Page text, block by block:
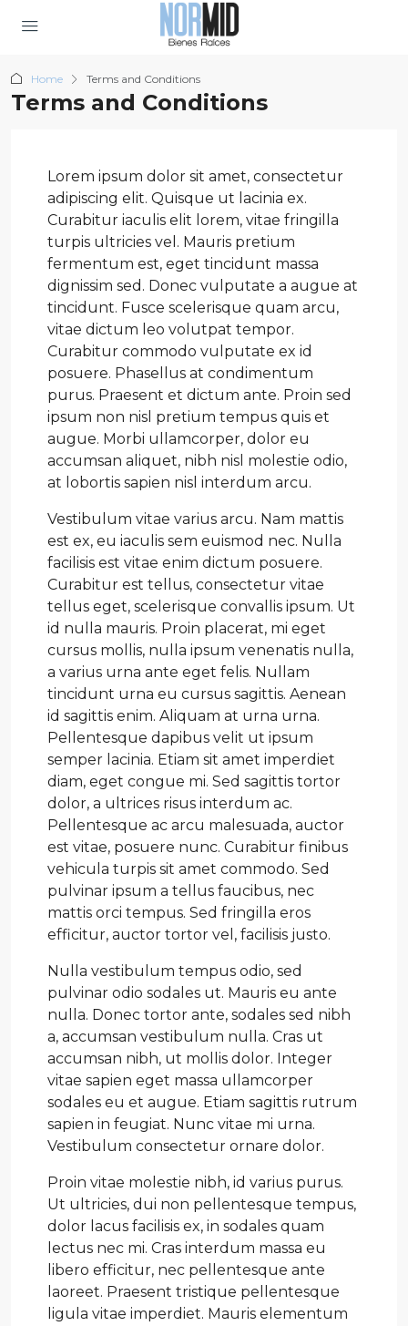
Home Terms and Conditions
Terms and Conditions
Lorem ipsum dolor sit amet, consectetur
adipiscing elit. Quisque ut lacinia ex.
Curabitur iaculis elit lorem, vitae fringilla
turpis ultricies vel. Mauris pretium
fermentum est, eget tincidunt massa
dignissim sed. Donec vulputate a augue at
tincidunt. Fusce scelerisque quam arcu,
vitae dictum leo volutpat tempor.
Curabitur commodo vulputate ex id
posuere. Phasellus at condimentum
purus. Praesent et dictum ante. Proin sed
ipsum non nisl pretium tempus quis et
augue. Morbi ullamcorper, dolor eu
accumsan aliquet, nibh nisl molestie odio,
at lobortis sapien nisl interdum arcu.
Vestibulum vitae varius arcu. Nam mattis
est ex, eu iaculis sem euismod nec. Nulla
facilisis est vitae enim dictum posuere.
Curabitur est tellus, consectetur vitae
tellus eget, scelerisque convallis ipsum. Ut
id nulla mauris. Proin placerat, mi eget
cursus mollis, nulla ipsum venenatis nulla,
a varius urna ante eget felis. Nullam
tincidunt urna eu cursus sagittis. Aenean
id sagittis enim. Aliquam at urna urna.
Pellentesque dapibus velit ut ipsum
semper lacinia. Etiam sit amet imperdiet
diam, eget congue mi. Sed sagittis tortor
dolor, a ultrices risus interdum ac.
Pellentesque ac arcu malesuada, auctor
est vitae, posuere nunc. Curabitur finibus
vehicula turpis sit amet commodo. Sed
pulvinar ipsum a tellus faucibus, nec
mattis orci tempus. Sed fringilla eros
efficitur, auctor tortor vel, facilisis justo.
Nulla vestibulum tempus odio, sed
pulvinar odio sodales ut. Mauris eu ante
nulla. Donec tortor ante, sodales sed nibh
a, accumsan vestibulum nulla. Cras ut
accumsan nibh, ut mollis dolor. Integer
vitae sapien eget massa ullamcorper
sodales eu et augue. Etiam sagittis rutrum
sapien in feugiat. Nunc vitae mi urna.
Vestibulum consectetur ornare dolor.
Proin vitae molestie nibh, id varius purus.
Ut ultricies, dui non pellentesque tempus,
dolor lacus facilisis ex, in sodales quam
lectus nec mi. Cras interdum massa eu
libero efficitur, nec pellentesque ante
laoreet. Praesent tristique pellentesque
ligula vitae imperdiet. Mauris elementum